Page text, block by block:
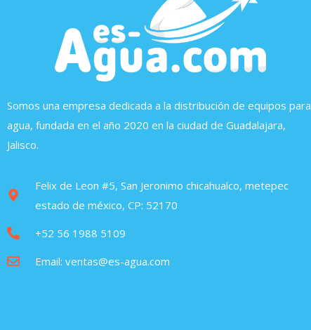
Somos una empresa dedicada a la distribución de equipos para
agua, fundada en el año 2020 en la ciudad de Guadalajara,
Jalisco.
Felix de Leon #5, San Jeronimo chicahualco, metepec
estado de méxico, CP: 52170
+52 56 1988 5109
Email: ventas@es-agua.com